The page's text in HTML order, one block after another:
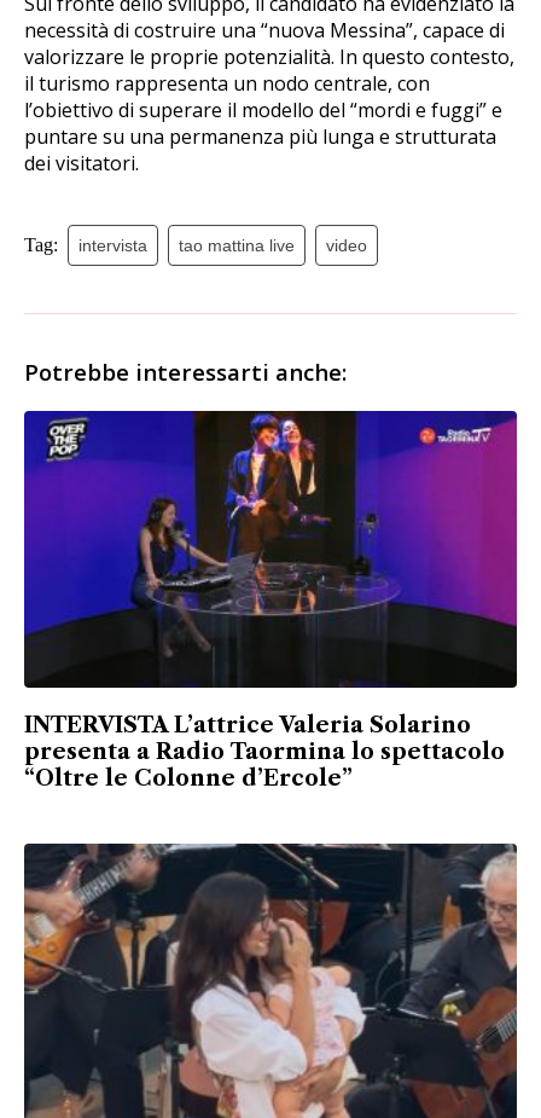
necessità di costruire una “nuova Messina”, capace di
valorizzare le proprie potenzialità. In questo contesto,
il turismo rappresenta un nodo centrale, con
l’obiettivo di superare il modello del “mordi e fuggi” e
puntare su una permanenza più lunga e strutturata
dei visitatori.
Tag: intervista tao mattina live video
Potrebbe interessarti anche:
INTERVISTA L’attrice Valeria Solarino
presenta a Radio Taormina lo spettacolo
“Oltre le Colonne d’Ercole”